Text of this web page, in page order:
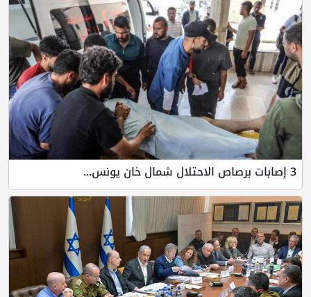
3 إصابات برصاص الاحتلال شمال خان يونس...